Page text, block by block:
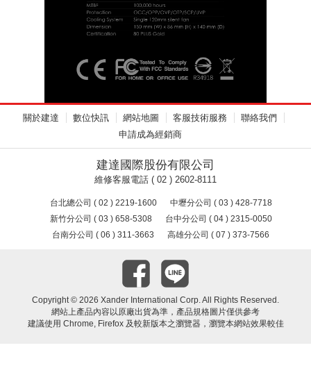
關於建達 數位快訊 網站地圖 客服技術服務
聯絡我們
申請成為經銷商
建達國際股份有限公司
維修客服電話 ( 02 ) 2602-8111
台北總公司 ( 02 ) 2219-1600
中壢分公司 ( 03 ) 428-7718
新竹分公司 ( 03 ) 658-5308
台中分公司 ( 04 ) 2315-0050
台南分公司 ( 06 ) 311-3663
高雄分公司 ( 07 ) 373-7566
Copyright © 2026 Xander International Corp. All Rights Reserved.
網站上產品內容以原廠出貨為準，產品規格圖片僅供參考
建議使用 Chrome, Firefox 及較新版本之瀏覽器，瀏覽本網站效果較佳